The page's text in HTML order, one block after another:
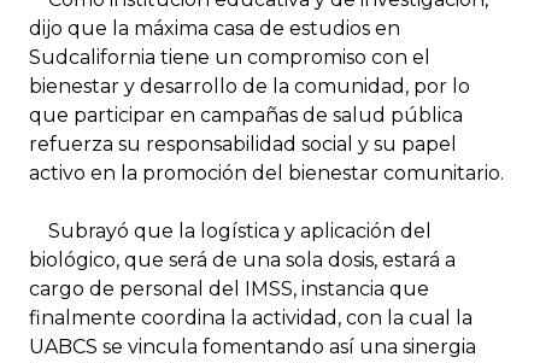
dijo que la máxima casa de estudios en
Sudcalifornia tiene un compromiso con el
bienestar y desarrollo de la comunidad, por lo
que participar en campañas de salud pública
refuerza su responsabilidad social y su papel
activo en la promoción del bienestar comunitario.
Subrayó que la logística y aplicación del
biológico, que será de una sola dosis, estará a
cargo de personal del IMSS, instancia que
finalmente coordina la actividad, con la cual la
UABCS se vincula fomentando así una sinergia